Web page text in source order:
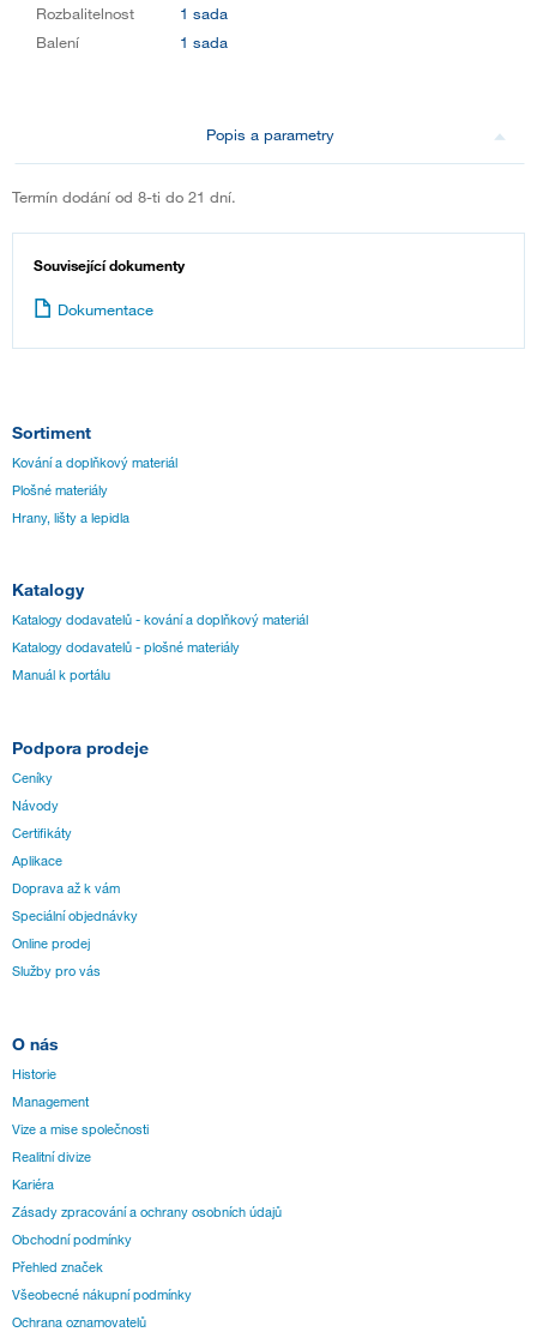
Rozbalitelnost
1 sada
Balení
1 sada
Popis a parametry
Termín dodání od 8-ti do 21 dní.
Související dokumenty
Dokumentace
Sortiment
Kování a doplňkový materiál
Plošné materiály
Hrany, lišty a lepidla
Katalogy
Katalogy dodavatelů - kování a doplňkový materiál
Katalogy dodavatelů - plošné materiály
Manuál k portálu
Podpora prodeje
Ceníky
Návody
Certifikáty
Aplikace
Doprava až k vám
Speciální objednávky
Online prodej
Služby pro vás
O nás
Historie
Management
Vize a mise společnosti
Realitní divize
Kariéra
Zásady zpracování a ochrany osobních údajů
Obchodní podmínky
Přehled značek
Všeobecné nákupní podmínky
Ochrana oznamovatelů